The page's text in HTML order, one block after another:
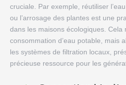
cruciale. Par exemple, réutiliser
ou l’arrosage des plantes est une
dans les maisons écologiques. Cela
consommation d’eau potable, mais
les systèmes de filtration locaux,
précieuse ressource pour les